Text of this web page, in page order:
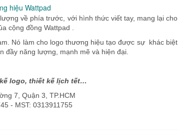
hiệu Wattpad
về phía trước, với hình thức viết tay, mang lại cho
cộng đồng Wattpad .
Nó làm cho logo thương hiệu tạo được sự khác biệt
đầy năng lượng, mạnh mẽ và hiện đại.
logo, thiết kế lịch tết…
7, Quận 3, TP.HCM
- MST: 0313911755